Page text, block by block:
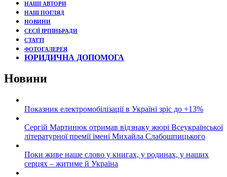
НАШІ АВТОРИ
НАШ ПОГЛЯД
НОВИНИ
СЕСІЇ ІРПІНЬРАДИ
СТАТТІ
ФОТОГАЛЕРЕЯ
ЮРИДИЧНА ДОПОМОГА
Новини
Показник електромобілізації в Україні зріс до +13%
Сергій Мартинюк отримав відзнаку жюрі Всеукраїнської
літературної премії імені Михайла Слабошпицького
Поки живе наше слово у книгах, у родинах, у наших
серцях – житиме й Україна